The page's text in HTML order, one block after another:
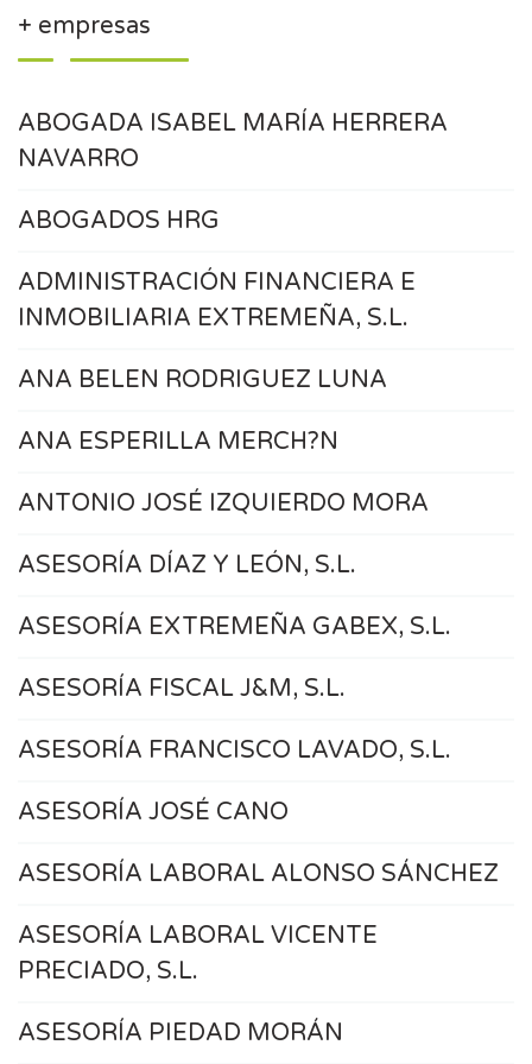
+ empresas
ABOGADA ISABEL MARÍA HERRERA
NAVARRO
ABOGADOS HRG
ADMINISTRACIÓN FINANCIERA E
INMOBILIARIA EXTREMEÑA, S.L.
ANA BELEN RODRIGUEZ LUNA
ANA ESPERILLA MERCH?N
ANTONIO JOSÉ IZQUIERDO MORA
ASESORÍA DÍAZ Y LEÓN, S.L.
ASESORÍA EXTREMEÑA GABEX, S.L.
ASESORÍA FISCAL J&M, S.L.
ASESORÍA FRANCISCO LAVADO, S.L.
ASESORÍA JOSÉ CANO
ASESORÍA LABORAL ALONSO SÁNCHEZ
ASESORÍA LABORAL VICENTE
PRECIADO, S.L.
ASESORÍA PIEDAD MORÁN